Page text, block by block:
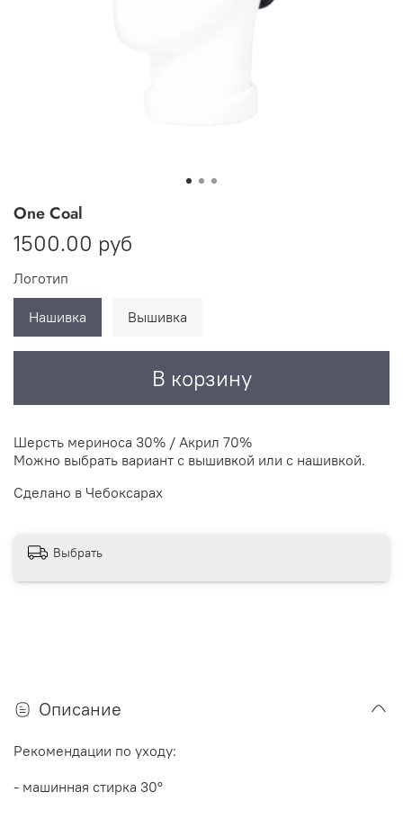
One Coal
1500.00 руб
В корзину
Логотип
Нашивка Вышивка
Шерсть мериноса 30% / Акрил 70%
Можно выбрать вариант с вышивкой или с нашивкой.
Сделано в Чебоксарах
Выбрать
Описание
Рекомендации по уходу:
- машинная стирка 30°